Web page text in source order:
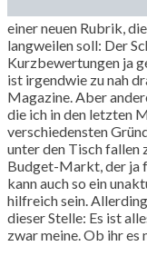
einer neuen Rubrik,
langweilen soll: Der
Kurzbewertungen ja
ist irgendwie zu nah
Magazine. Aber
die ich in den letzten
verschiedensten
unter den Tisch fallen
Budget-Markt, der ja
kann auch so ein
hilfreich sein.
dieser Stelle: Es ist
zwar meine. Ob ihr es